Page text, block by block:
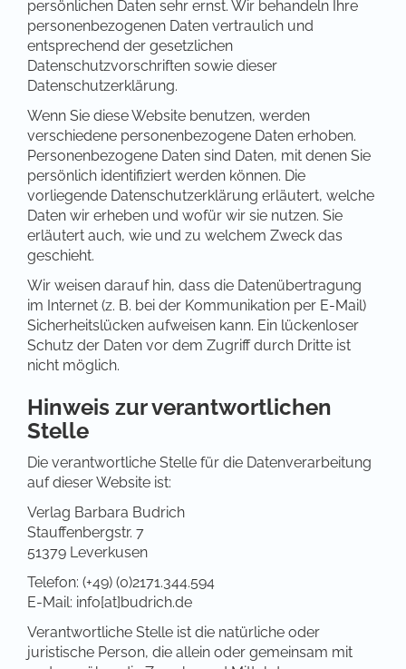
persönlichen Daten sehr ernst. Wir behandeln Ihre
personenbezogenen Daten vertraulich und
entsprechend der gesetzlichen
Datenschutzvorschriften sowie dieser
Datenschutzerklärung.
Wenn Sie diese Website benutzen, werden
verschiedene personenbezogene Daten erhoben.
Personenbezogene Daten sind Daten, mit denen Sie
persönlich identifiziert werden können. Die
vorliegende Datenschutzerklärung erläutert, welche
Daten wir erheben und wofür wir sie nutzen. Sie
erläutert auch, wie und zu welchem Zweck das
geschieht.
Wir weisen darauf hin, dass die Datenübertragung
im Internet (z. B. bei der Kommunikation per E-Mail)
Sicherheitslücken aufweisen kann. Ein lückenloser
Schutz der Daten vor dem Zugriff durch Dritte ist
nicht möglich.
Hinweis zur verantwortlichen
Stelle
Die verantwortliche Stelle für die Datenverarbeitung
auf dieser Website ist:
Verlag Barbara Budrich
Stauffenbergstr. 7
51379 Leverkusen
Telefon: (+49) (0)2171.344.594
E-Mail: info[at]budrich.de
Verantwortliche Stelle ist die natürliche oder
juristische Person, die allein oder gemeinsam mit